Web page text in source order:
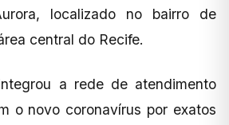
localizado no bairro de
central do Recife.
a rede de atendimento
o novo coronavírus por exatos